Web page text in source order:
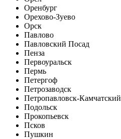
Оренбург
Орехово-Зуево
Орск
Павлово
Павловский Посад
Пенза
Первоуральск
Пермь
Петергоф
Петрозаводск
Петропавловск-Камчатский
Подольск
Прокопьевск
Псков
Пушкин